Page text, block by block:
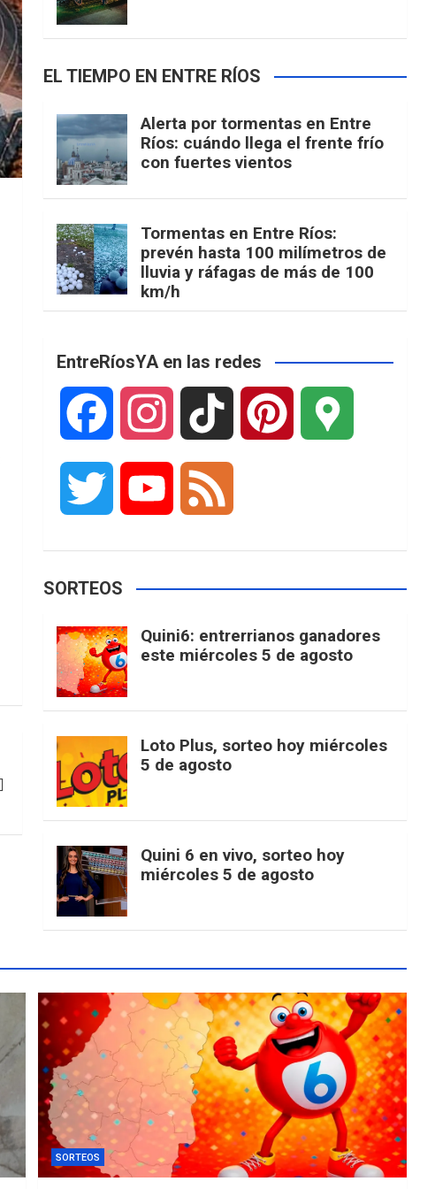
EL TIEMPO EN ENTRE RÍOS
Alerta por tormentas en Entre
Ríos: cuándo llega el frente frío
con fuertes vientos
Tormentas en Entre Ríos:
prevén hasta 100 milímetros de
lluvia y ráfagas de más de 100
km/h
EntreRíosYA en las redes
a
b
o
k
n
a
i
t
t
e
r
u
b
e
d
SORTEOS
Quini6: entrerrianos ganadores
este miércoles 5 de agosto
Loto Plus, sorteo hoy miércoles
5 de agosto
Quini 6 en vivo, sorteo hoy
miércoles 5 de agosto
SORTEOS